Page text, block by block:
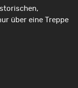
über eine Treppe